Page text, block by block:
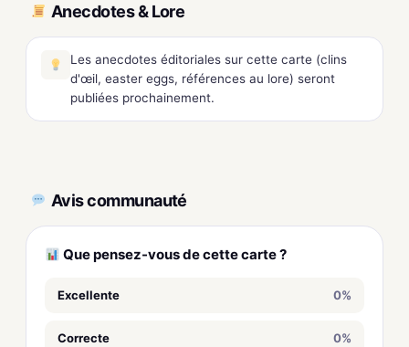
Anecdotes & Lore
Les anecdotes éditoriales sur cette carte (clins
d'œil, easter eggs, références au lore) seront
publiées prochainement.
Avis communauté
Que pensez-vous de cette carte ?
Excellente 0%
Correcte 0%